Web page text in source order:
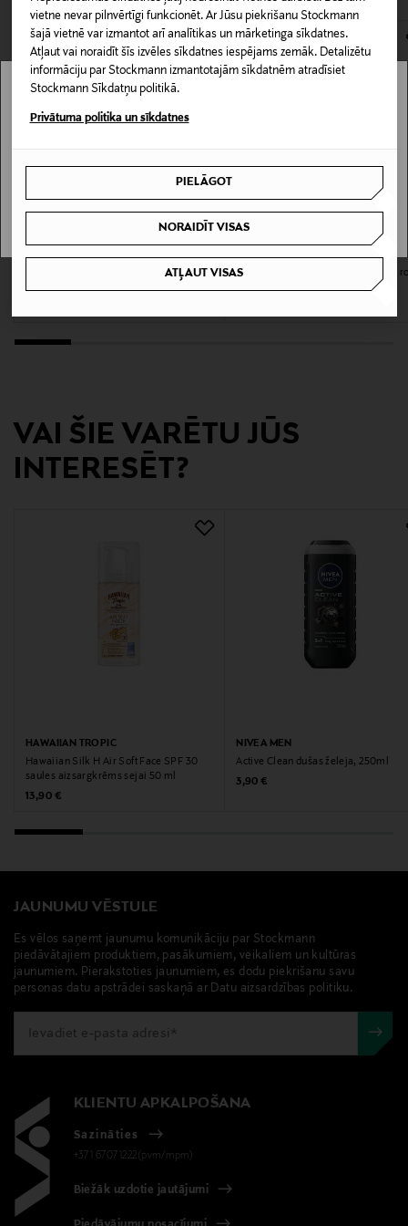
vietne nevar pilnvērtīgi funkcionēt. Ar Jūsu piekrišanu Stockmann
šajā vietnē var izmantot arī analītikas un mārketinga sīkdatnes.
Atļaut vai noraidīt šīs izvēles sīkdatnes iespējams zemāk. Detalizētu
informāciju par Stockmann izmantotajām sīkdatnēm atradīsiet
Stockmann Sīkdatņu politikā.
Privātuma politika un sīkdatnes
PIELĀGOT
NORAIDĪT VISAS
ATĻAUT VISAS
Bāzes notis: gaišs koks, sandalkoks, muskuss.
139068452
Iepakojuma izmērs
30 ml
Visiem ādas tipiem
Kategorija
NOCOL
Izmērs
30 ml
BYREDO France SAS
Ražotāja adrese
customerservice@byredo.com
BYREDO, Blanche, roku krēms, krēms rokām
kas tiek atdoti atpakaļ, ir jābūt to sākotnējā neatvērtajā
iepakojumā.
PREČU ATGRIEŠANAS POLITIKA
Original Price
18,90 €
Peony & Blush Suede Hand Cream
VAI ŠIE VARĒTU JŪS
INTERESĒT?
HAWAIIAN TROPIC
Hawaiian Silk H Air Soft Face SPF 30
saules aizsargkrēms sejai 50 ml
Original Price
13,90 €
NIVEA MEN
Active Clean dušas želeja, 250ml
Original Price
3,90 €
JAUNUMU VĒSTULE
Es vēlos saņemt jaunumu komunikāciju par Stockmann
piedāvātajiem produktiem, pasākumiem, veikaliem un kultūras
jaunumiem. Pierakstoties jaunumiem, es dodu piekrišanu savu
personas datu apstrādei saskaņā ar Datu aizsardzības politiku.
KLIENTU APKALPOŠANA
Sazināties
+371 67071222(pvm/mpm)
Biežāk uzdotie jautājumi
Stockmann nav pieejams tavā valstī.
I UNDERSTAND